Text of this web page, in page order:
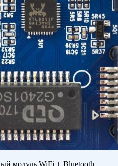
модуль WiFi + Bluetooth